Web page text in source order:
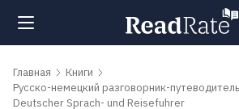
Поиск
Главная
Книги
Русско-немецкий разговорник-
Deutscher Sprach- und Reisefuhrer